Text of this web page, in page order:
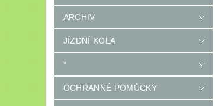
ARCHIV
JÍZDNÍ KOLA
*
OCHRANNÉ POMŮCKY